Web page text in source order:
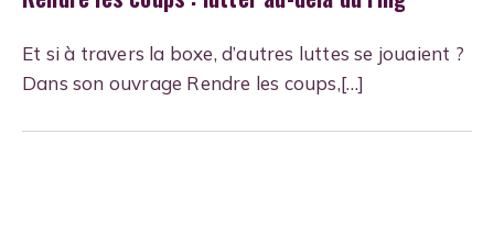
Et si à travers la boxe, d’autres luttes se jouaient ?
Dans son ouvrage Rendre les coups,[…]